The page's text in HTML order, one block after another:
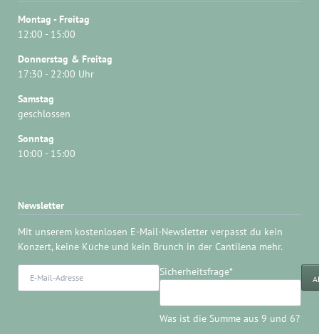
Montag - Freitag
12:00 - 15:00
Donnerstag & Freitag
17:30 - 22:00 Uhr
Samstag
geschlossen
Sonntag
10:00 - 15:00
Newsletter
Mit unserem kostenlosen E-Mail-Newsletter verpasst du kein
Konzert, keine Küche und kein Brunch in der Cantilena mehr.
Pflichtfeld
Sicherheitsfrage*
Was ist die Summe aus 9 und 6?